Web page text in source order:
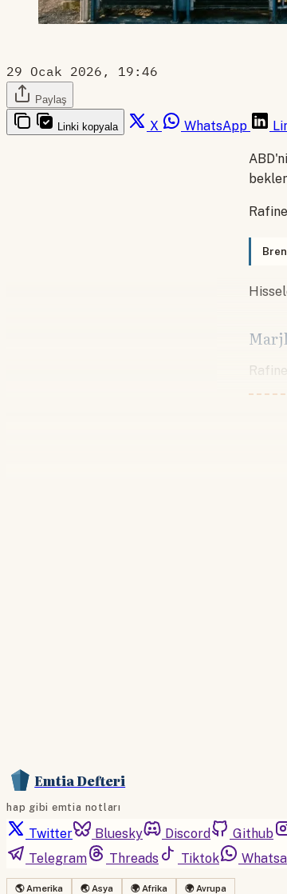
29 Ocak 2026, 19:46
Paylaş
Linki kopyala X WhatsApp
Emtia Defteri
hap gibi emtia notları
Twitter Bluesky Discord Github
Telegram
Threads Tiktok
🌎 Amerika 🌏 Asya 🌍 Afrika 🌍 Avrupa